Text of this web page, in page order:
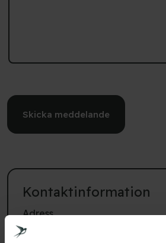
Kontaktinformation
Adress
Danhostel Copenhagen City